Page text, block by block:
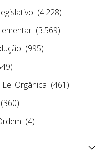
(4.228)
(3.569)
(995)
Orgânica (461)
(360)
(4)